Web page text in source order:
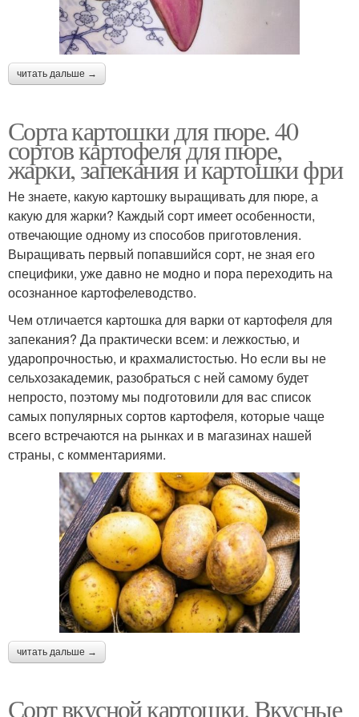
читать дальше →
Сорта картошки для пюре. 40
сортов картофеля для пюре,
жарки, запекания и картошки фри
Не знаете, какую картошку выращивать для пюре, а
какую для жарки? Каждый сорт имеет особенности,
отвечающие одному из способов приготовления.
Выращивать первый попавшийся сорт, не зная его
специфики, уже давно не модно и пора переходить на
осознанное картофелеводство.
Чем отличается картошка для варки от картофеля для
запекания? Да практически всем: и лежкостью, и
ударопрочностью, и крахмалистостью. Но если вы не
сельхозакадемик, разобраться с ней самому будет
непросто, поэтому мы подготовили для вас список
самых популярных сортов картофеля, которые чаще
всего встречаются на рынках и в магазинах нашей
страны, с комментариями.
читать дальше →
Сорт вкусной картошки. Вкусные